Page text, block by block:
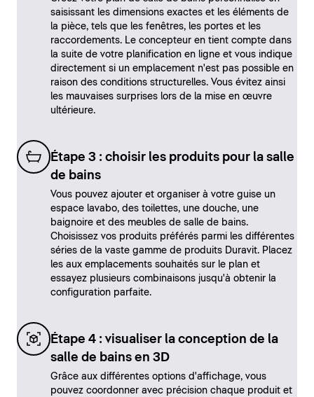
saisissant les dimensions exactes et les éléments de
la pièce, tels que les fenêtres, les portes et les
raccordements. Le concepteur en tient compte dans
la suite de votre planification en ligne et vous indique
directement si un emplacement n'est pas possible en
raison des conditions structurelles. Vous évitez ainsi
les mauvaises surprises lors de la mise en œuvre
ultérieure.
Étape 3 : choisir les produits pour la salle
de bains
Vous pouvez ajouter et organiser à votre guise un
espace lavabo, des toilettes, une douche, une
baignoire et des meubles de salle de bains.
Choisissez vos produits préférés parmi les différentes
séries de la vaste gamme de produits Duravit. Placez
les aux emplacements souhaités sur le plan et
essayez plusieurs combinaisons jusqu'à obtenir la
configuration parfaite.
Étape 4 : visualiser la conception de la
salle de bains en 3D
Grâce aux différentes options d'affichage, vous
pouvez coordonner avec précision chaque produit et